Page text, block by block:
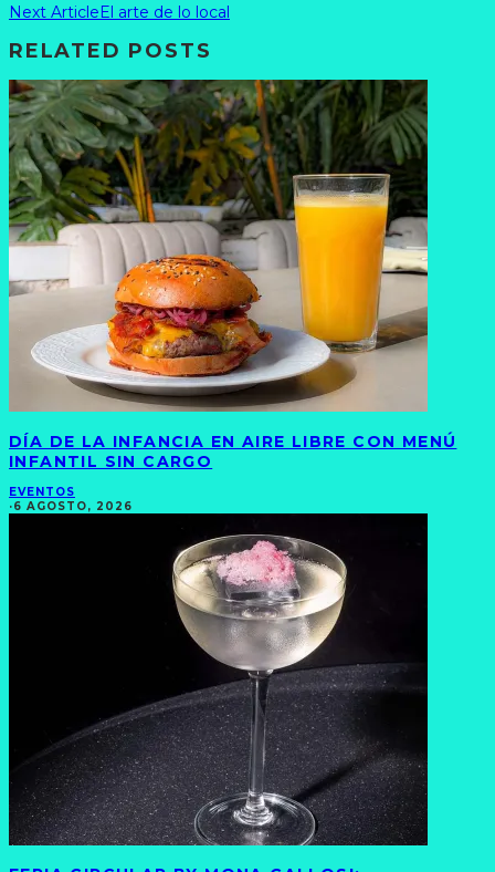
Next ArticleEl arte de lo local
RELATED POSTS
DÍA DE LA INFANCIA EN AIRE LIBRE CON MENÚ
INFANTIL SIN CARGO
EVENTOS
·6 AGOSTO, 2026